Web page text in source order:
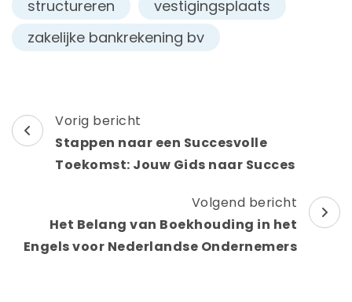
structureren
vestigingsplaats
zakelijke bankrekening bv
Berichtnavigatie
Vorig bericht
Stappen naar een Succesvolle
Toekomst: Jouw Gids naar Succes
Volgend bericht
Het Belang van Boekhouding in het
Engels voor Nederlandse Ondernemers